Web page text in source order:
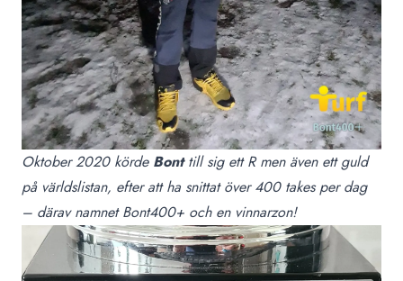
Oktober 2020 körde Bonttill sig ett R men även ett guld
på världslistan, efter att ha snittat över 400 takes per dag
– därav namnet Bont400+ och en vinnarzon!